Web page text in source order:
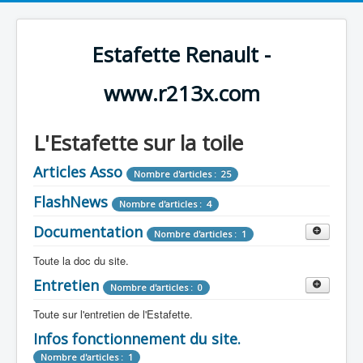
Estafette Renault -
www.r213x.com
L'Estafette sur la toile
Articles Asso Nombre d'articles : 25
FlashNews Nombre d'articles : 4
Documentation Nombre d'articles : 1
Toute la doc du site.
Revue de Presse Nombre d'articles : 9
Tous les articles que l'on a vu sur l'estafette !
Camping Car Nombre d'articles : 3
Entretien Nombre d'articles : 0
Toute sur l'entretien de l'Estafette.
Mécanique Nombre d'articles : 0
Infos fonctionnement du site.
Nombre d'articles : 1